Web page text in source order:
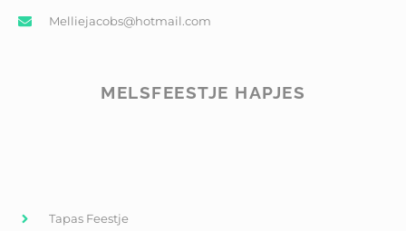
Melliejacobs@hotmail.com
MELSFEESTJE HAPJES
Tapas Feestje